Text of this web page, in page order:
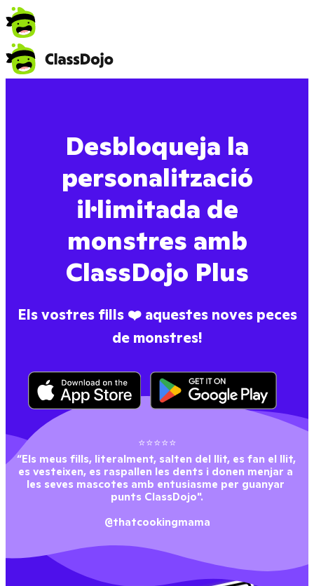
Desbloqueja la
personalització
il·limitada de
monstres amb
ClassDojo Plus
Els vostres fills ❤️ aquestes noves peces
de monstres!
⭐⭐⭐⭐⭐
“Els meus fills, literalment, salten del llit, es fan el llit,
es vesteixen, es raspallen les dents i donen menjar a
les seves mascotes amb entusiasme per guanyar
punts ClassDojo".
@thatcookingmama